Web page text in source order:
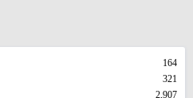
164
321
2,907